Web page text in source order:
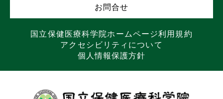
お問合せ
国立保健医療科学院ホームページ利用規約
アクセシビリティについて
個人情報保護方針